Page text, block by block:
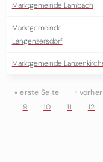
Marktgemeinde Lambach
Marktgemeinde
Langenzersdorf
Marktgemeinde
Seiten
« erste Seite ‹
9
10 11 12